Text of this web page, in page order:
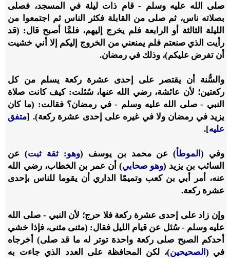
صلى الله عليه وسلم - قام ذات ليلة في المسجد، فصلى
بصلاته ناس، ثم صلى من القابلة فكثر الناس ثم اجتمعوا من
الليلة الثالثة أو الرابعة فلم يخرج إليهم، فلمَّا أصبح قال: (قد
رأيت الذي صنعتم فلم يمنعني من الخروج إليكم إلا أني خشيت
أن تفرض عليكم)، وذلك في رمضان.
والسُّنة أن يقتصر على إحدى عشرة ركعة يسلم من كل
ركعتين؛ لأن عائشة، رضي الله عنها، سُئلت: كيف كانت صلاة
النبي - صلى الله عليه وسلم - في رمضان؟ فقالت: (ما كان
يزيد في رمضان ولا في غيره على إحدى عشرة ركعة). [متفق
عليه].
وفي (الموطأ) عن محمد بن يوسف (وهو: ثقة ثبت) عن
السائب بن يزيد (وهو صحابي) أن عمر بن الخطاب، رضي الله
عنه، أمر أبي بن كعب وتميمًا الداري أن يقوما للناس بإحدى
عشرة ركعة.
وإن زاد على إحدى عشرة ركعة فلا حرج؛ لأن النبي - صلى الله
عليه وسلم - سُئل عن قيام الليل فقال: (مثنى مثنى، فإذا خشي
أحدكم الصبح صلى ركعة واحدة توتر له ما قد صلى) أخرجاه
في ( الصحيحين)، لكن المحافظة على العدد الذي جاءت به